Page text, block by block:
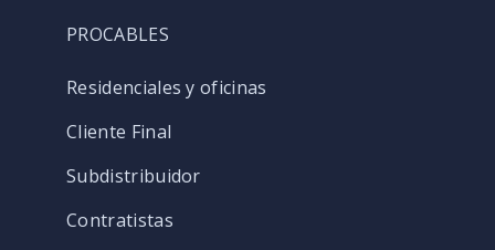
PROCABLES
Residenciales y oficinas
Cliente Final
Subdistribuidor
Contratistas